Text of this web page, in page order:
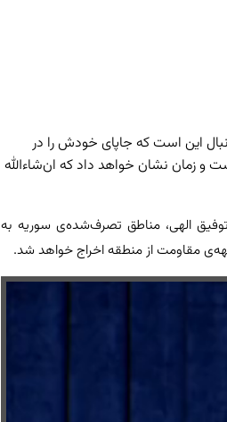
این است که جاپای خودش را در
و زمان نشان خواهد داد که ان‌شاءالله
توفیق الهی، مناطق تصرف‌شده‌ی سوریه به
مقاومت از منطقه اخراج خواهد شد.